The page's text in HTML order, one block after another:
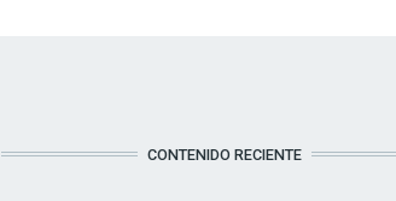
CONTENIDO RECIENTE